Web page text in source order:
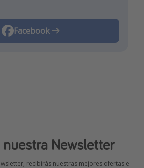
Facebook
TikTok
Newsletter
recibirás nuestras mejores ofertas e